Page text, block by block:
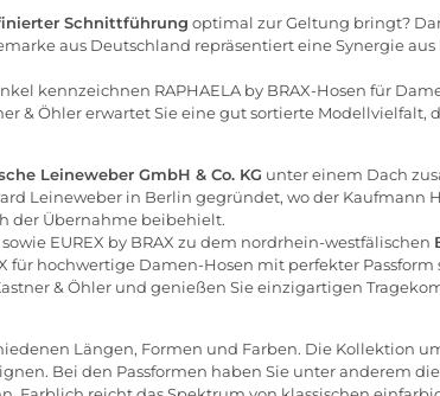
Schnittführung optimal zur Geltung bringt?
aus Deutschland repräsentiert eine Synergie aus
kennzeichnen RAPHAELA by BRAX-Hosen für
& Öhler erwartet Sie eine gut sortierte Modellvielfalt,
Leineweber GmbH & Co. KG unter einem Dach
Leineweber in Berlin gegründet, wo der
der Übernahme beibehielt.
EUREX by BRAX zu dem nordrhein-westfälischen
für hochwertige Damen-Hosen mit perfekter Passform
& Öhler und genießen Sie einzigartigen
Längen, Formen und Farben. Die Kollektion
Bei den Passformen haben Sie unter anderem